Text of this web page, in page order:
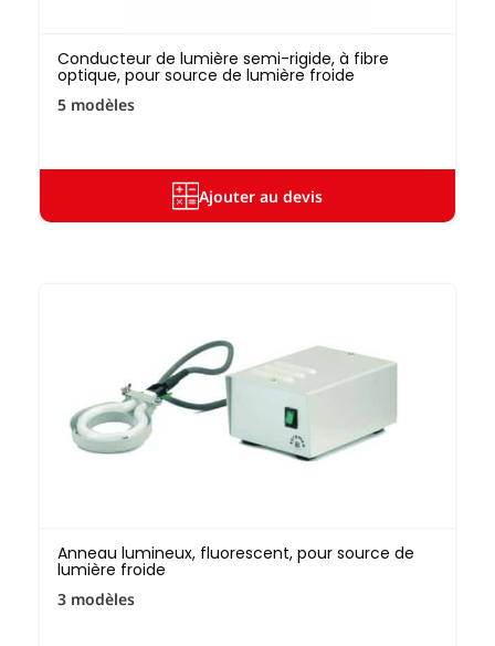
Conducteur de lumière semi-rigide, à fibre
optique, pour source de lumière froide
5 modèles
Ajouter au devis
Anneau lumineux, fluorescent, pour source de
lumière froide
3 modèles